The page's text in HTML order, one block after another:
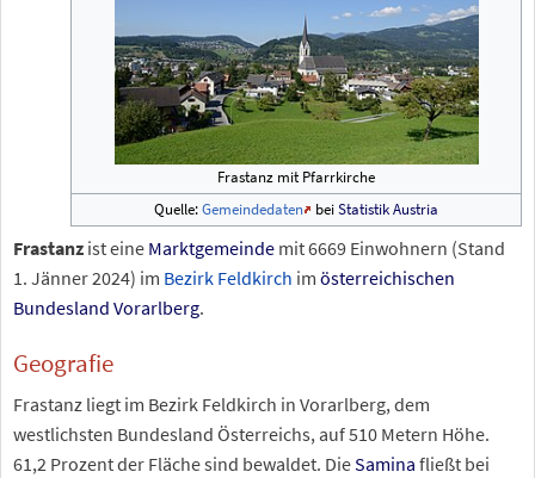
Frastanz mit Pfarrkirche
Quelle:Gemeindedaten beiStatistik Austria
Frastanz ist eine Marktgemeinde mit6669 Einwohnern (Stand
1. Jänner 2024) im Bezirk Feldkirch im österreichischen
Bundesland Vorarlberg.
Geografie
Frastanz liegt im Bezirk Feldkirch in Vorarlberg, dem
westlichsten Bundesland Österreichs, auf 510 Metern Höhe.
61,2 Prozent der Fläche sind bewaldet. DieSamina fließt bei